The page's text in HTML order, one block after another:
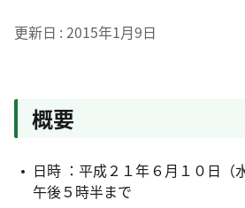
更新日 2015年1月9日
概要
日時 ：平成２１年６月１０日（
午後５時半まで